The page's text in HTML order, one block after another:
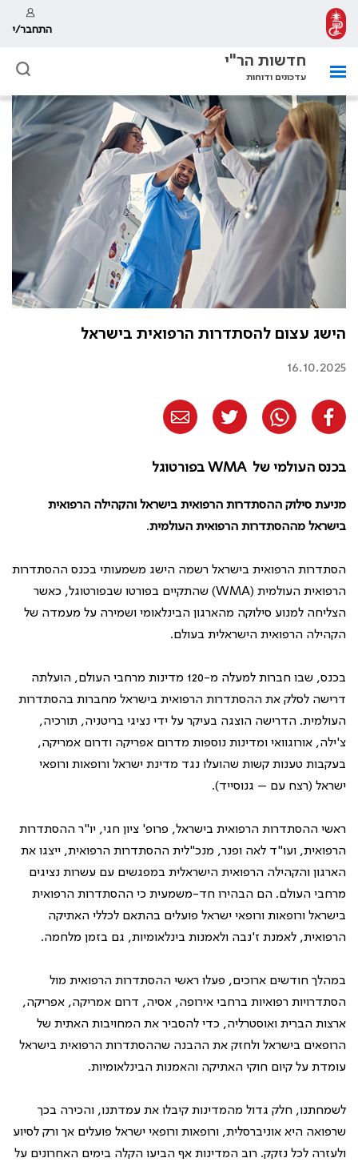
התחבר/י
חדשות הר"י
עדכונים ודוחות
הישג עצום להסתדרות הרפואית בישראל
בכנס העולמי של WMA בפורטוגל
16.10.2025
מניעת סילוק ההסתדרות הרפואית בישראל והקהילה הרפואית
בישראל מההסתדרות הרפואית העולמית.
הסתדרות הרפואית בישראל רשמה הישג משמעותי בכנס ההסתדרות
הרפואית העולמית (WMA) שהתקיים בפורטו שבפורטוגל, כאשר
הצליחה למנוע סילוקה מהארגון הבינלאומי ושמירה על מעמדה של
הקהילה הרפואית הישראלית בעולם.
בכנס, שבו חברות למעלה מ-120 מדינות מרחבי העולם, הועלתה
דרישה לסלק את ההסתדרות הרפואית בישראל מחברות בהסתדרות
העולמית. הדרישה הוצגה בעיקר על ידי נציגי בריטניה, תורכיה,
צ'ילה, אורוגוואי ומדינות נוספות מדרום אפריקה ודרום אמריקה,
בעקבות טענות קשות שהועלו נגד מדינת ישראל ורופאות ורופאי
ישראל (רצח עם – גנוסייד).
ראשי ההסתדרות הרפואית בישראל, פרופ' ציון חגי, יו"ר ההסתדרות
הרפואית, ועו"ד לאה ופנר, מנכ"לית ההסתדרות הרפואית, ייצגו את
הארגון והקהילה הרפואית הישראלית במפגשים עם עשרות נציגים
מרחבי העולם. הם הבהירו חד-משמעית כי ההסתדרות הרפואית
בישראל ורופאות ורופאי ישראל פועלים בהתאם לכללי האתיקה
הרפואית, לאמנת ז'נבה ולאמנות בינלאומיות, גם בזמן מלחמה.
במהלך חודשים ארוכים, פעלו ראשי ההסתדרות הרפואית מול
הסתדרויות רפואיות ברחבי אירופה, אסיה, דרום אמריקה, אפריקה,
ארצות הברית ואוסטרליה, כדי להסביר את המחויבות האתית של
הרופאים בישראל ולחזק את ההבנה שההסתדרות הרפואית בישראל
עומדת על קיום חוקי האתיקה והאמנות הבינלאומיות.
לשמחתנו, חלק גדול מהמדינות קיבלו את עמדתנו, והכירה בכך
שרפואה היא אוניברסלית, ורופאות ורופאי ישראל פועלים אך ורק לסיוע
ולעזרה לכל נזקק. רוב המדינות אף הביעו הקלה בימים האחרונים על